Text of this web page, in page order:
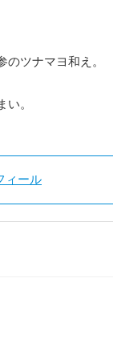
ツナマヨ和え。
。
ィール